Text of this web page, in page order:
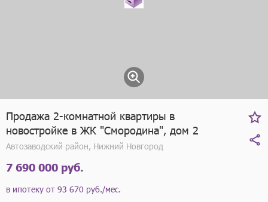
Продажа 2-комнатной квартиры в
новостройке в ЖК "Смородина", дом 2
Автозаводский район, Нижний Новгород
7 690 000 руб.
в ипотеку от 93 670 руб./мес.